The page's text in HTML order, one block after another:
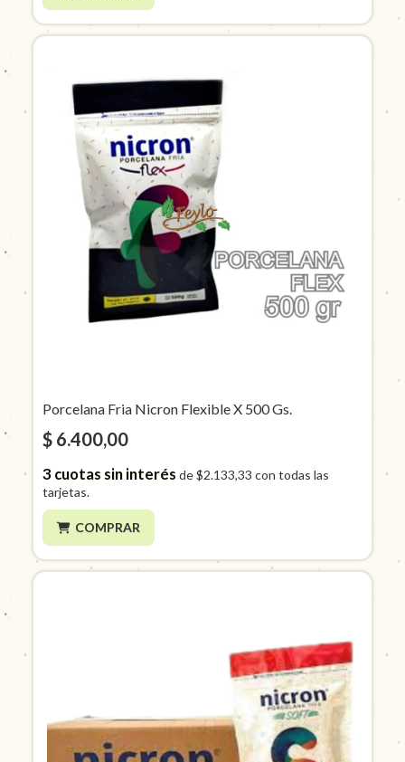
Porcelana Fria Nicron Flexible X 500 Gs.
$ 6.400,00
3cuotas sin interés de$2.133,33 con todas las
tarjetas.
COMPRAR